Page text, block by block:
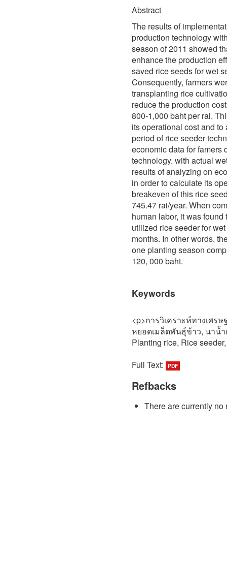
Abstract
The results of
production technology
season of 2011 showed
enhance the production
saved rice seeds for wet
Consequently, farmers
transplanting rice
reduce the production
800-1,000 baht per rai.
its operational cost and
period of rice seeder
economic data for
technology. with actual
results of analyzing on
in order to calculate its
breakeven of this rice
745.47 rai/year. When
human labor, it was
utilized rice seeder for
months. In other words,
one planting season
120, 000 baht.
Keywords
<p>การวิเคราะห์ทางเศร
หยอดเมล็ดพันธุ์ข้าว, นาน้ำ
Planting rice, Rice
Full Text:
PDF
Refbacks
There are currently no